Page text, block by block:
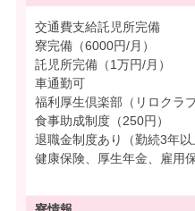
交通費支給託児所完備
寮完備（6000円/月）
託児所完備（1万円/月）
車通勤可
福利厚生倶楽部（リロクラブ
食事助成制度（250円）
退職金制度あり（勤続3年以
健康保険、厚生年金、雇用